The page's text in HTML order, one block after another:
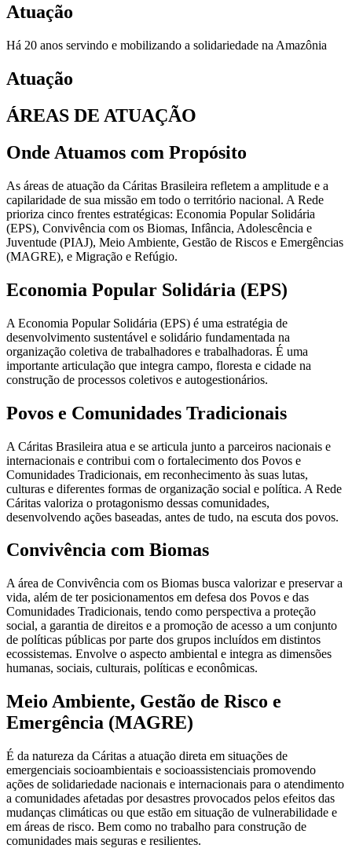
Atuação
Há 20 anos servindo e mobilizando a solidariedade na Amazônia
Atuação
ÁREAS DE ATUAÇÃO
Onde Atuamos com Propósito
As áreas de atuação da Cáritas Brasileira refletem a amplitude e a
capilaridade de sua missão em todo o território nacional. A Rede
prioriza cinco frentes estratégicas: Economia Popular Solidária
(EPS), Convivência com os Biomas, Infância, Adolescência e
Juventude (PIAJ), Meio Ambiente, Gestão de Riscos e Emergências
(MAGRE), e Migração e Refúgio.
Economia Popular Solidária (EPS)
A Economia Popular Solidária (EPS) é uma estratégia de
desenvolvimento sustentável e solidário fundamentada na
organização coletiva de trabalhadores e trabalhadoras. É uma
importante articulação que integra campo, floresta e cidade na
construção de processos coletivos e autogestionários.
Povos e Comunidades Tradicionais
A Cáritas Brasileira atua e se articula junto a parceiros nacionais e
internacionais e contribui com o fortalecimento dos Povos e
Comunidades Tradicionais, em reconhecimento às suas lutas,
culturas e diferentes formas de organização social e política. A Rede
Cáritas valoriza o protagonismo dessas comunidades,
desenvolvendo ações baseadas, antes de tudo, na escuta dos povos.
Convivência com Biomas
A área de Convivência com os Biomas busca valorizar e preservar a
vida, além de ter posicionamentos em defesa dos Povos e das
Comunidades Tradicionais, tendo como perspectiva a proteção
social, a garantia de direitos e a promoção de acesso a um conjunto
de políticas públicas por parte dos grupos incluídos em distintos
ecossistemas. Envolve o aspecto ambiental e integra as dimensões
humanas, sociais, culturais, políticas e econômicas.
Meio Ambiente, Gestão de Risco e
Emergência (MAGRE)
É da natureza da Cáritas a atuação direta em situações de
emergenciais socioambientais e socioassistenciais promovendo
ações de solidariedade nacionais e internacionais para o atendimento
a comunidades afetadas por desastres provocados pelos efeitos das
mudanças climáticas ou que estão em situação de vulnerabilidade e
em áreas de risco. Bem como no trabalho para construção de
comunidades mais seguras e resilientes.